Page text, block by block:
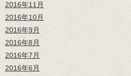
2016年11月
2016年10月
2016年9月
2016年8月
2016年7月
2016年6月